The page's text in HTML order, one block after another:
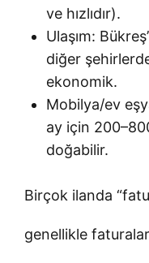
ve hızlıdır).
Ulaşım:
diğer
ekonomik.
Mobilya/ev
ay için
doğabilir.
Birçok ilanda
genellikle